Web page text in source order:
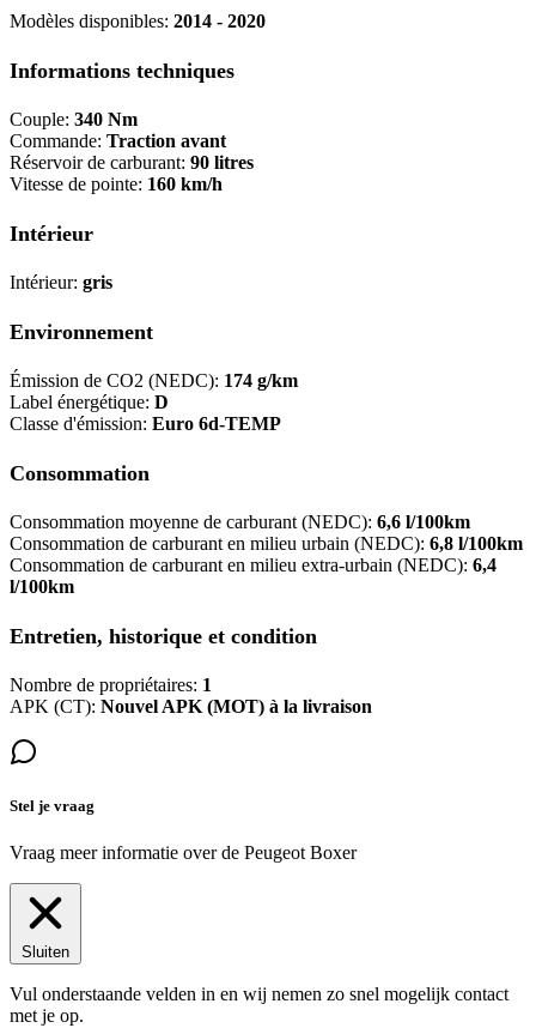
Modèles disponibles: 2014 - 2020
Informations techniques
Couple: 340 Nm
Commande: Traction avant
Réservoir de carburant: 90 litres
Vitesse de pointe: 160 km/h
Intérieur
Intérieur: gris
Environnement
Émission de CO2 (NEDC): 174 g/km
Label énergétique: D
Classe d'émission: Euro 6d-TEMP
Consommation
Consommation moyenne de carburant (NEDC): 6,6 l/100km
Consommation de carburant en milieu urbain (NEDC): 6,8 l/100km
Consommation de carburant en milieu extra-urbain (NEDC): 6,4
l/100km
Entretien, historique et condition
Nombre de propriétaires: 1
APK (CT): Nouvel APK (MOT) à la livraison
Stel je vraag
Vraag meer informatie over de Peugeot Boxer
Sluiten
Vul onderstaande velden in en wij nemen zo snel mogelijk contact
met je op.